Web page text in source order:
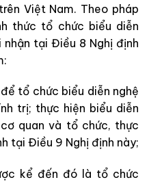
Việt Nam. Theo pháp
thức tổ chức biểu diễn
tại Điều 8 Nghị định
tổ chức biểu diễn nghệ
trị; thực hiện biểu diễn
quan và tổ chức, thực
tại Điều 9 Nghị định này;
kể đến đó là tổ chức